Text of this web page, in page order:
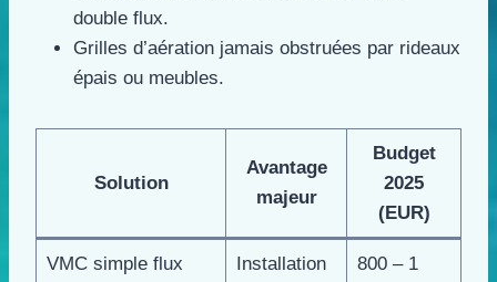
double flux.
Grilles d’aération jamais obstruées par rideaux
épais ou meubles.
Solution
Avantage
majeur
Budget
2025
(EUR)
VMC simple flux
Installation
800 – 1